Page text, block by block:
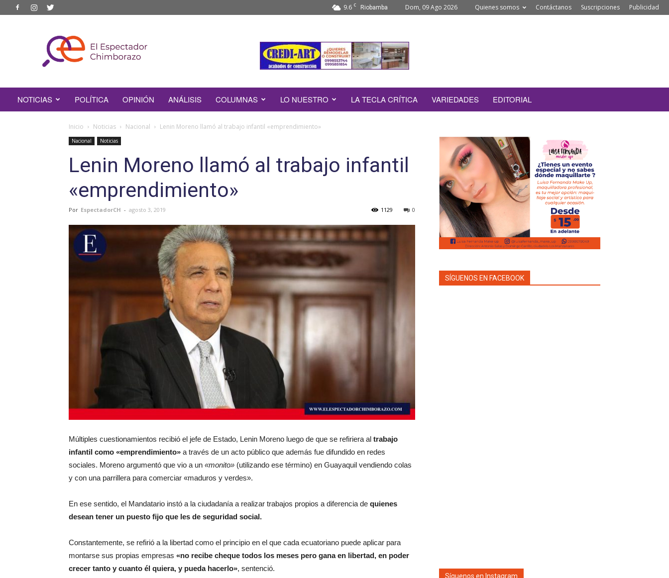
9.6 C Riobamba Dom, 09 Ago 2026 Quienes somos Contáctanos Suscripciones Publicidad
ESPECTADOR
CHIMBORAZO
NOTICIAS POLÍTICA OPINIÓN ANÁLISIS COLUMNAS LO NUESTRO LA TECLA CRÍTICA VARIEDADES EDITORIAL
Inicio Noticias Nacional Lenin Moreno llamó al trabajo infantil «emprendimiento»
Nacional Noticias
Lenin Moreno llamó al trabajo infantil
«emprendimiento»
Por EspectadorCH - agosto 3, 2019 0
1129
Múltiples cuestionamientos recibió el jefe de Estado, Lenin Moreno luego de que se refiriera al trabajo
infantil como «emprendimiento» a través de un acto público que además fue difundido en redes
sociales. Moreno argumentó que vio a un «monito» (utilizando ese término) en Guayaquil vendiendo colas
y con una parrillera para comerciar «maduros y verdes».
En ese sentido, el Mandatario instó a la ciudadanía a realizar trabajos propios a diferencia de quienes
desean tener un puesto fijo que les de seguridad social.
Constantemente, se refirió a la libertad como el principio en el que cada ecuatoriano puede aplicar para
montarse sus propias empresas «no recibe cheque todos los meses pero gana en libertad, en poder
crecer tanto y cuanto él quiera, y pueda hacerlo», sentenció.
SÍGUENOS EN FACEBOOK
Síguenos en Instagram